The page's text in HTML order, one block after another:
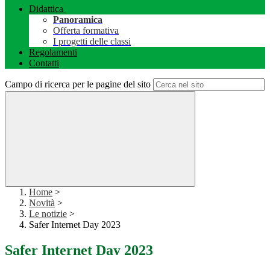
Didattica
Panoramica
Offerta formativa
I progetti delle classi
Regolamenti
Contatti
Campo di ricerca per le pagine del sito
Home >
Novità >
Le notizie >
Safer Internet Day 2023
Safer Internet Day 2023